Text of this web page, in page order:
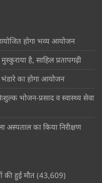
होगा भव्य आयोजन
है, साहिल प्रतापगढ़ी
का होगा आयोजन
भोजन-प्रसाद व स्वास्थ्य सेवा
का किया निरीक्षण
की हुई मौत (43,609)